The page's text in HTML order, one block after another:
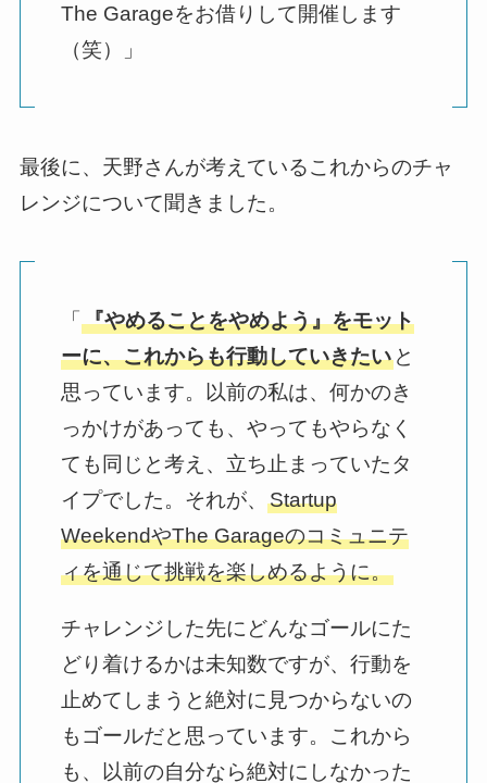
The Garageをお借りして開催します
（笑）」
最後に、天野さんが考えているこれからのチャ
レンジについて聞きました。
「 『やめることをやめよう』をモット
ーに、これからも行動していきたいと
思っています。以前の私は、何かのき
っかけがあっても、やってもやらなく
ても同じと考え、立ち止まっていたタ
イプでした。それが、 Startup
WeekendやThe Garageのコミュニテ
ィを通じて挑戦を楽しめるように。
チャレンジした先にどんなゴールにた
どり着けるかは未知数ですが、行動を
止めてしまうと絶対に見つからないの
もゴールだと思っています。これから
も、以前の自分なら絶対にしなかった